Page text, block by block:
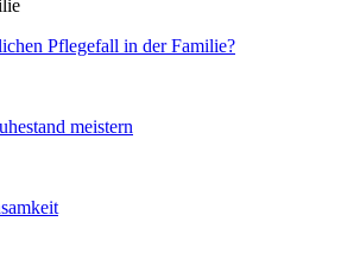
Pflegefall in der Familie?
meistern